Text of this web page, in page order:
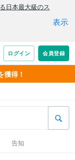
獲得！
告知